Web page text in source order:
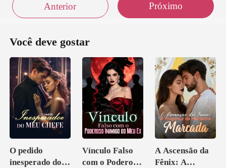
Anterior Próximo
Você deve gostar
O pedido
inesperado do
Vínculo Falso
com o Poderoso
A Ascensão da
Fênix: A